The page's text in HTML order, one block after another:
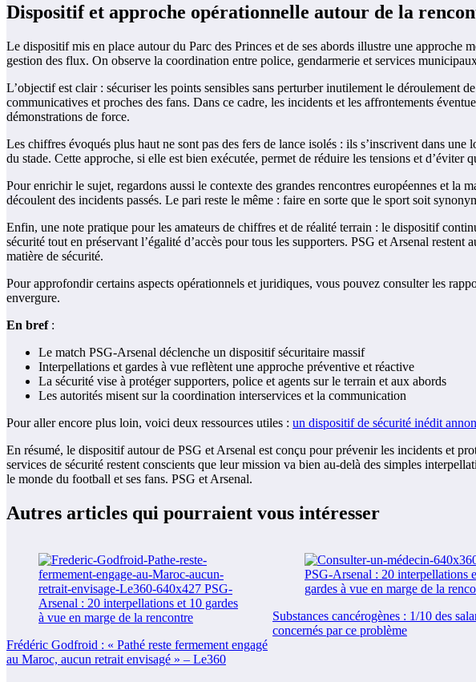
Dispositif et approche opérationnelle autour de la
Le dispositif mis en place autour du Parc des Princes et de ses abords illustre une approche
gestion des flux. On observe la coordination entre police, gendarmerie et services
L’objectif est clair : sécuriser les points sensibles sans perturber inutilement le déroulement
communicatives et proches des fans. Dans ce cadre, les incidents et les affrontements
démonstrations de force.
Les chiffres évoqués plus haut ne sont pas des fers de lance isolés : ils s’inscrivent dans
du stade. Cette approche, si elle est bien exécutée, permet de réduire les tensions et d’éviter
Pour enrichir le sujet, regardons aussi le contexte des grandes rencontres européennes et la
découlent des incidents passés. Le pari reste le même : faire en sorte que le sport soit
Enfin, une note pratique pour les amateurs de chiffres et de réalité terrain : le dispositif
sécurité tout en préservant l’égalité d’accès pour tous les supporters. PSG et Arsenal
matière de sécurité.
Pour approfondir certains aspects opérationnels et juridiques, vous pouvez consulter les
envergure.
En bref:
Le match PSG-Arsenal déclenche un dispositif sécuritaire massif
Interpellations et gardes à vue reflètent une approche préventive et réactive
La sécurité vise à protéger supporters, police et agents sur le terrain et aux abords
Les autorités misent sur la coordination interservices et la communication
Pour aller encore plus loin, voici deux ressources utiles : un dispositif de sécurité inédit
En résumé, le dispositif autour de PSG et Arsenal est conçu pour prévenir les incidents et
services de sécurité restent conscients que leur mission va bien au-delà des simples
le monde du football et ses fans. PSG et Arsenal.
Autres articles qui pourraient vous intéresser
Frédéric Godfroid : « Pathé reste fermement engagé
au Maroc, aucun retrait envisagé » – Le360
Substances cancérogènes : 1/10 des
concernés par ce problème